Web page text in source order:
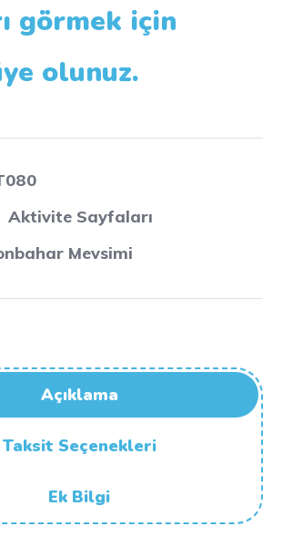
görmek için
olunuz.
Aktivite Sayfaları
Mevsimi
Açıklama
Taksit Seçenekleri
Ek Bilgi